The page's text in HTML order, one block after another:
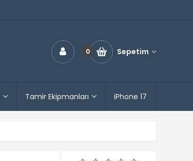
0 Sepetim
Tamir Ekipmanları iPhone 17